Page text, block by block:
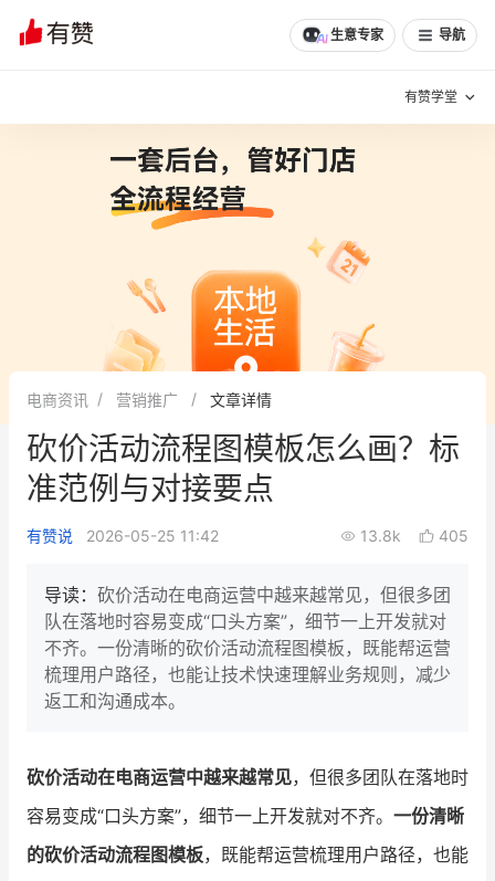
生意专家 导航
有赞学堂
增长方法
有赞专家说
新零售最佳实践
面对面聊增长
新零售大会 新零售茶会
增长产品指南
智库 产品场景库
行业洞察
品牌消费观 行业报告
电商资讯 营销推广 文章详情
砍价活动流程图模板怎么画？标
准范例与对接要点
有赞说 2026-05-25 11:42 13.8k 405
导读： 砍价活动在电商运营中越来越常见，但很多团
队在落地时容易变成“口头方案”，细节一上开发就对
不齐。一份清晰的砍价活动流程图模板，既能帮运营
梳理用户路径，也能让技术快速理解业务规则，减少
返工和沟通成本。
砍价活动在电商运营中越来越常见，但很多团队在落地时
容易变成“口头方案”，细节一上开发就对不齐。 一份清晰
的砍价活动流程图模板，既能帮运营梳理用户路径，也能